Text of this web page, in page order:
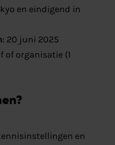
en eindigend in
: 20 juni 2025
of organisatie (1
en